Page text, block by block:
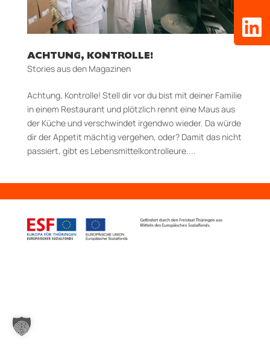
ACHTUNG, KONTROLLE!
Stories aus den Magazinen
Achtung, Kontrolle! Stell dir vor du bist mit deiner Familie
in einem Restaurant und plötzlich rennt eine Maus aus
der Küche und verschwindet irgendwo wieder. Da würde
dir der Appetit mächtig vergehen, oder? Damit das nicht
passiert, gibt es Lebens­mittelkontrolleure....